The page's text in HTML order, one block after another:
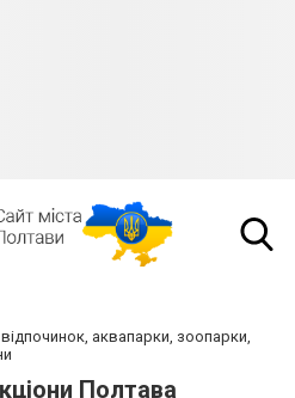
аквапарки, зоопарки,
Полтава